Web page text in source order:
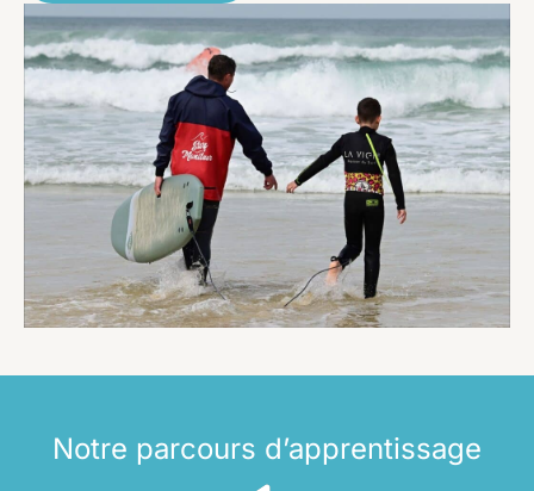
Notre parcours d’apprentissage